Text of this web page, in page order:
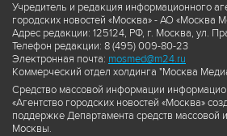
Учредитель и редакция информационного
городских новостей «Москва» - АО «Москва
Адрес редакции: 125124, РФ, г. Москва, ул.
Телефон редакции: 8 (495) 009-80-23
Электронная почта: mosmed@m24.ru
Коммерческий отдел холдинга "Москва
Средство массовой информации
«Агентство городских новостей «Москва»
поддержке Департамента средств массовой
Москвы.